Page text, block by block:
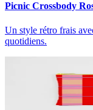
Picnic Crossbody
Un style rétro frais
quotidiens.